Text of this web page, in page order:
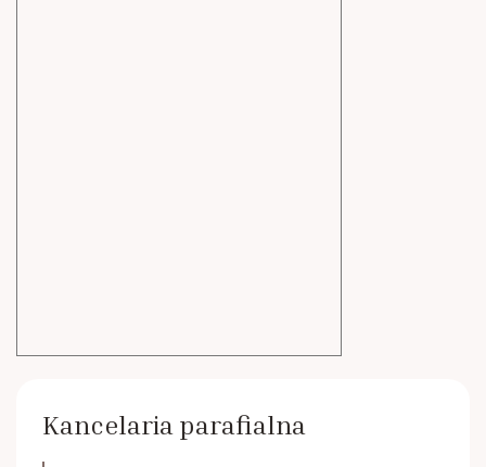
Kancelaria parafialna